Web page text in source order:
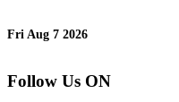
Fri Aug 7 2026
Follow Us ON